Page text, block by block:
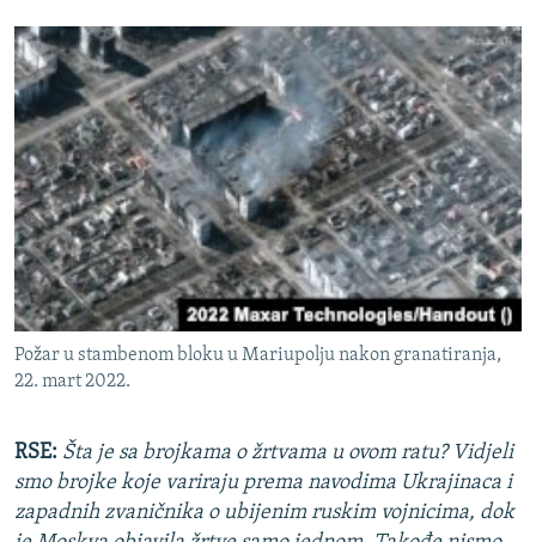
Požar u stambenom bloku u Mariupolju nakon granatiranja,
22. mart 2022.
RSE: Šta je sa brojkama o žrtvama u ovom ratu? Vidjeli
smo brojke koje variraju prema navodima Ukrajinaca i
zapadnih zvaničnika o ubijenim ruskim vojnicima, dok